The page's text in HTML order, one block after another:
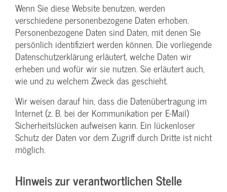
Wenn Sie diese Website benutzen, werden
verschiedene personenbezogene Daten erhoben.
Personenbezogene Daten sind Daten, mit denen Sie
persönlich identifiziert werden können. Die vorliegende
Datenschutzerklärung erläutert, welche Daten wir
erheben und wofür wir sie nutzen. Sie erläutert auch,
wie und zu welchem Zweck das geschieht.
Wir weisen darauf hin, dass die Datenübertragung im
Internet (z. B. bei der Kommunikation per E-Mail)
Sicherheitslücken aufweisen kann. Ein lückenloser
Schutz der Daten vor dem Zugriff durch Dritte ist nicht
möglich.
Hinweis zur verantwortlichen Stelle